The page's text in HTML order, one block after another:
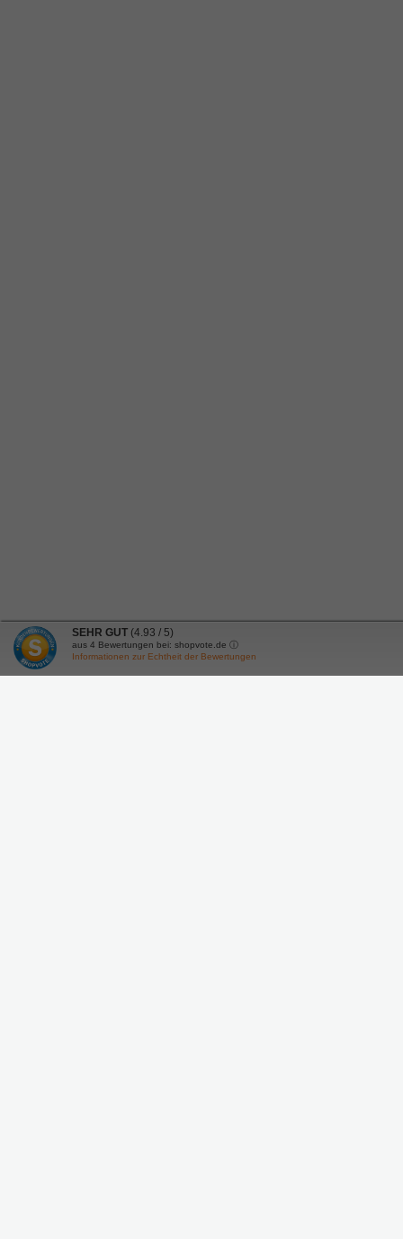
SEHR GUT (4.93 / 5)
aus 4 Bewertungen bei: shopvote.de ⓘ
Informationen zur Echtheit der Bewertungen